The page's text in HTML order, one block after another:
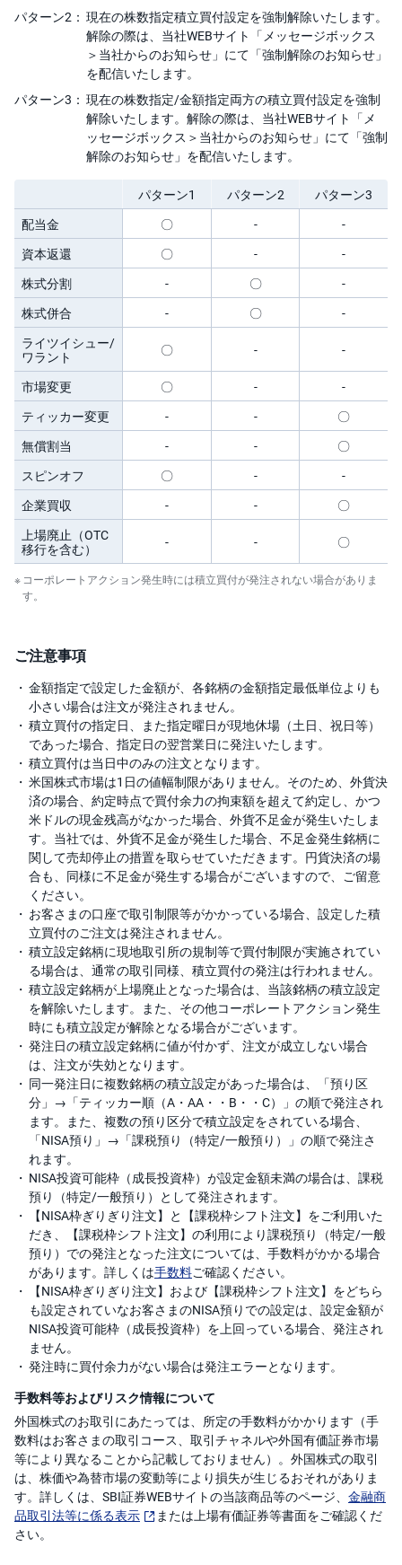
パターン2： 現在の株数指定積立買付設定を強制解除いたします。
解除の際は、当社WEBサイト「メッセージボックス
＞当社からのお知らせ」にて「強制解除のお知らせ」
を配信いたします。
パターン3： 現在の株数指定/金額指定両方の積立買付設定を強制
解除いたします。解除の際は、当社WEBサイト「メ
ッセージボックス＞当社からのお知らせ」にて「強制
解除のお知らせ」を配信いたします。
パターン1 パターン2
パターン3
配当金
〇 -
-
資本返還
〇 -
-
株式分割
- 〇
-
株式併合
- 〇
-
ライツイシュー/
ワラント
〇 - -
市場変更 〇 -
-
ティッカー変更
- -
〇
無償割当
- -
〇
スピンオフ
〇 -
-
企業買収
- -
〇
上場廃止（OTC
移行を含む）
- - 〇
コーポレートアクション発生時には積立買付が発注されない場合がありま
す。
ご注意事項
金額指定で設定した金額が、各銘柄の金額指定最低単位よりも
小さい場合は注文が発注されません。
積立買付の指定日、また指定曜日が現地休場（土日、祝日等）
であった場合、指定日の翌営業日に発注いたします。
積立買付は当日中のみの注文となります。
米国株式市場は1日の値幅制限がありません。そのため、外貨決
済の場合、約定時点で買付余力の拘束額を超えて約定し、かつ
米ドルの現金残高がなかった場合、外貨不足金が発生いたしま
す。当社では、外貨不足金が発生した場合、不足金発生銘柄に
関して売却停止の措置を取らせていただきます。円貨決済の場
合も、同様に不足金が発生する場合がございますので、ご留意
ください。
お客さまの口座で取引制限等がかかっている場合、設定した積
立買付のご注文は発注されません。
積立設定銘柄に現地取引所の規制等で買付制限が実施されてい
る場合は、通常の取引同様、積立買付の発注は行われません。
積立設定銘柄が上場廃止となった場合は、当該銘柄の積立設定
を解除いたします。また、その他コーポレートアクション発生
時にも積立設定が解除となる場合がございます。
発注日の積立設定銘柄に値が付かず、注文が成立しない場合
は、注文が失効となります。
同一発注日に複数銘柄の積立設定があった場合は、「預り区
分」→「ティッカー順（A・AA・・B・・C）」の順で発注され
ます。また、複数の預り区分で積立設定をされている場合、
「NISA預り」→「課税預り（特定/一般預り）」の順で発注さ
れます。
NISA投資可能枠（成長投資枠）が設定金額未満の場合は、課税
預り（特定/一般預り）として発注されます。
【NISA枠ぎりぎり注文】と【課税枠シフト注文】をご利用いた
だき、【課税枠シフト注文】の利用により課税預り（特定/一般
預り）での発注となった注文については、手数料がかかる場合
があります。詳しくは手数料ご確認ください。
【NISA枠ぎりぎり注文】および【課税枠シフト注文】をどちら
も設定されていなお客さまのNISA預りでの設定は、設定金額が
NISA投資可能枠（成長投資枠）を上回っている場合、発注され
ません。
発注時に買付余力がない場合は発注エラーとなります。
手数料等およびリスク情報について
外国株式のお取引にあたっては、所定の手数料がかかります（手
数料はお客さまの取引コース、取引チャネルや外国有価証券市場
等により異なることから記載しておりません）。外国株式の取引
は、株価や為替市場の変動等により損失が生じるおそれがありま
す。詳しくは、SBI証券WEBサイトの当該商品等のページ、 金融商
品取引法等に係る表示
または上場有価証券等書面をご確認くだ
さい。